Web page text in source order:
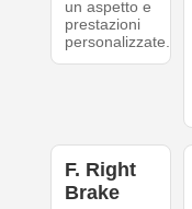
un aspetto e
prestazioni
personalizzate.
F. Right
Brake